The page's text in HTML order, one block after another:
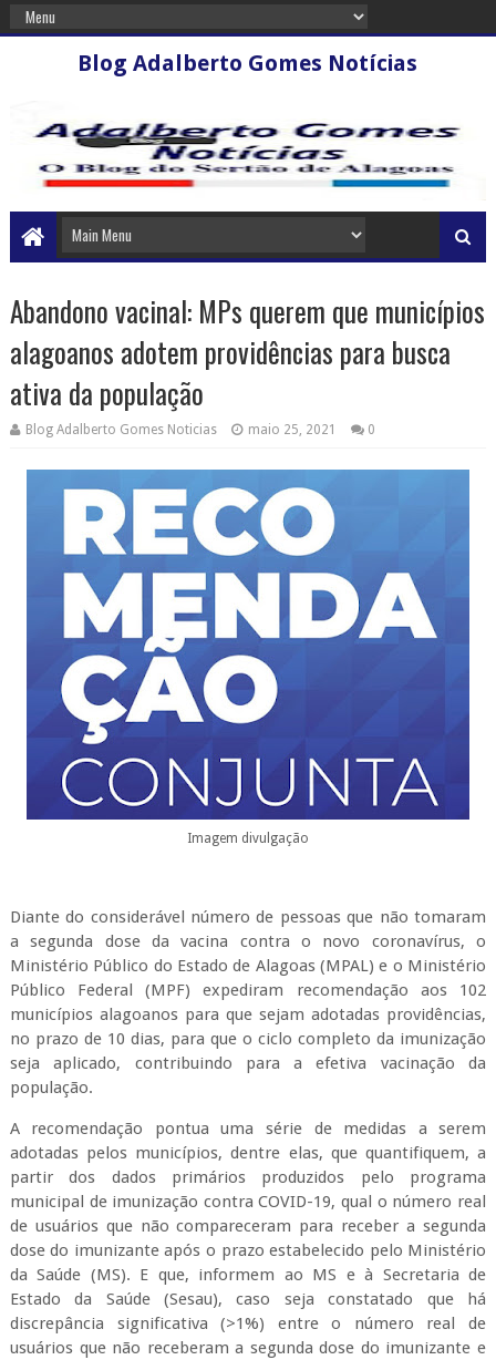
Blog Adalberto Gomes Notícias
Abandono vacinal: MPs querem que municípios
alagoanos adotem providências para busca
ativa da população
Blog Adalberto Gomes Noticias maio 25, 2021 0
Imagem divulgação
Diante do considerável número de pessoas que não tomaram
a segunda dose da vacina contra o novo coronavírus, o
Ministério Público do Estado de Alagoas (MPAL) e o Ministério
Público Federal (MPF) expediram recomendação aos 102
municípios alagoanos para que sejam adotadas providências,
no prazo de 10 dias, para que o ciclo completo da imunização
seja aplicado, contribuindo para a efetiva vacinação da
população.
A recomendação pontua uma série de medidas a serem
adotadas pelos municípios, dentre elas, que quantifiquem, a
partir dos dados primários produzidos pelo programa
municipal de imunização contra COVID-19, qual o número real
de usuários que não compareceram para receber a segunda
dose do imunizante após o prazo estabelecido pelo Ministério
da Saúde (MS). E que, informem ao MS e à Secretaria de
Estado da Saúde (Sesau), caso seja constatado que há
discrepância significativa (>1%) entre o número real de
usuários que não receberam a segunda dose do imunizante e